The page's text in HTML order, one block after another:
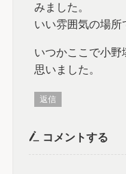
みました。
いい雰囲気の場所
いつかここで小野
思いました。
返信
コメントする